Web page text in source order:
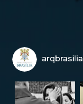
arqbrasilia